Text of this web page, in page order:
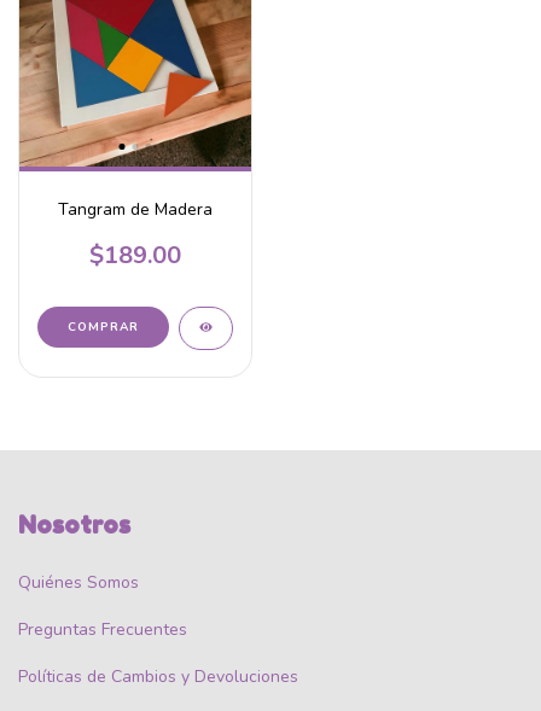
Tangram de Madera
$189.00
Nosotros
Quiénes Somos
Preguntas Frecuentes
Políticas de Cambios y Devoluciones